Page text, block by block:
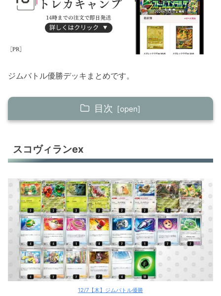
ジムバトル優勝デッキまとめです。
目次
クエスパトラex
クエスパトラex
ディンルーex
ラウドボーンex
ガブリアスex
アマージョex
スコヴィランex
12/7【木】ジムバトル優勝